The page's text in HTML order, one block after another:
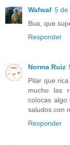
Wafwaf 5 de
Bua, que
Responder
Norma Ruiz
Pilar que
mucho las
colocas algo
saludos con
Responder